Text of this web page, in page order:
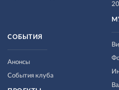
СОБЫТИЯ
Анонсы
События клуба